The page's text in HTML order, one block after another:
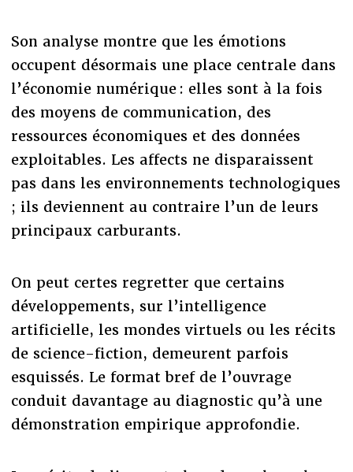
Son analyse montre que les émotions
occupent désormais une place centrale dans
l’économie numérique : elles sont à la fois
des moyens de communication, des
ressources économiques et des données
exploitables. Les affects ne disparaissent
pas dans les environnements technologiques
; ils deviennent au contraire l’un de leurs
principaux carburants.
On peut certes regretter que certains
développements, sur l’intelligence
artificielle, les mondes virtuels ou les récits
de science-fiction, demeurent parfois
esquissés. Le format bref de l’ouvrage
conduit davantage au diagnostic qu’à une
démonstration empirique approfondie.